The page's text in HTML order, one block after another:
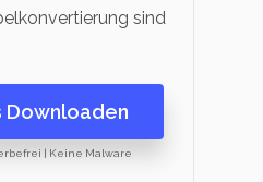
sind
Downloaden
| Keine Malware